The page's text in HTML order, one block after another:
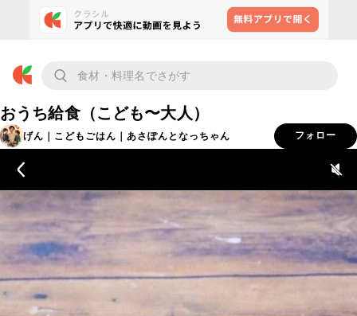
おうち給食（こども〜大人）
げん｜こどもごはん｜あさぽんとなっちゃん フォロー